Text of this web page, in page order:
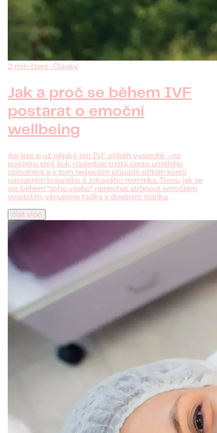
2 min čtení · Články
Jak a proč se během IVF
postarat o emoční
wellbeing
Asi jste si už nějaký ten IVF příběh vyslechli - na
počátku stojí šok, následuje trnitá cesta umělého
oplodnění a v tom nejlepším případě příběh končí
narozením krásného a zdravého miminka. Tomu, jak se
ale během “toho všeho” nenechat strhnout emočním
vlnobitím, věnujeme řádky v dnešním článku.
číst více